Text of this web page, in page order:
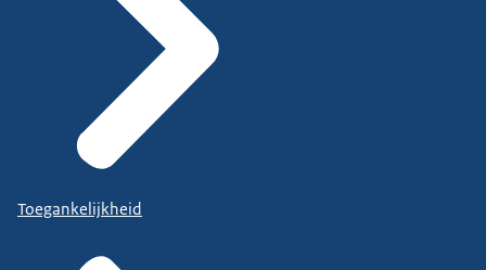
Toegankelijkheid